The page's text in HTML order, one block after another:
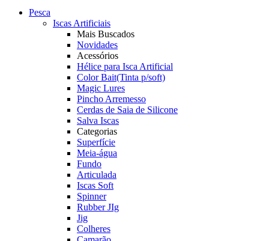
Pesca
Iscas Artificiais
Mais Buscados
Novidades
Acessórios
Hélice para Isca Artificial
Color Bait(Tinta p/soft)
Magic Lures
Pincho Arremesso
Cerdas de Saia de Silicone
Salva Iscas
Categorias
Superfície
Meia-água
Fundo
Articulada
Iscas Soft
Spinner
Rubber JIg
Jig
Colheres